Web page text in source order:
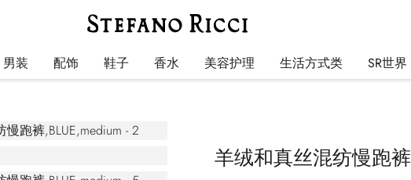
男装 配饰 鞋子 香水 美容护理 生活方式类 SR世界
羊绒和真丝混纺慢跑裤